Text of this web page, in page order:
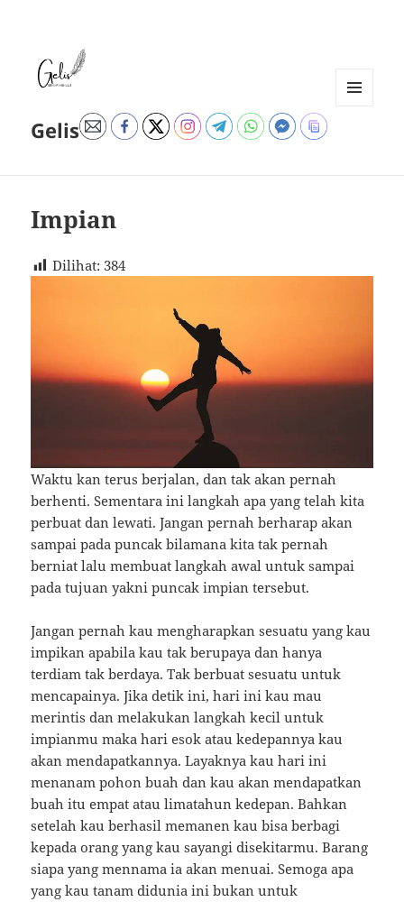
Gelis
Impian
Dilihat: 384
Waktu kan terus berjalan, dan tak akan pernah
berhenti. Sementara ini langkah apa yang telah kita
perbuat dan lewati. Jangan pernah berharap akan
sampai pada puncak bilamana kita tak pernah
berniat lalu membuat langkah awal untuk sampai
pada tujuan yakni puncak impian tersebut.
Jangan pernah kau mengharapkan sesuatu yang kau
impikan apabila kau tak berupaya dan hanya
terdiam tak berdaya. Tak berbuat sesuatu untuk
mencapainya. Jika detik ini, hari ini kau mau
merintis dan melakukan langkah kecil untuk
impianmu maka hari esok atau kedepannya kau
akan mendapatkannya. Layaknya kau hari ini
menanam pohon buah dan kau akan mendapatkan
buah itu empat atau limatahun kedepan. Bahkan
setelah kau berhasil memanen kau bisa berbagi
kepada orang yang kau sayangi disekitarmu. Barang
siapa yang mennama ia akan menuai. Semoga apa
yang kau tanam didunia ini bukan untuk